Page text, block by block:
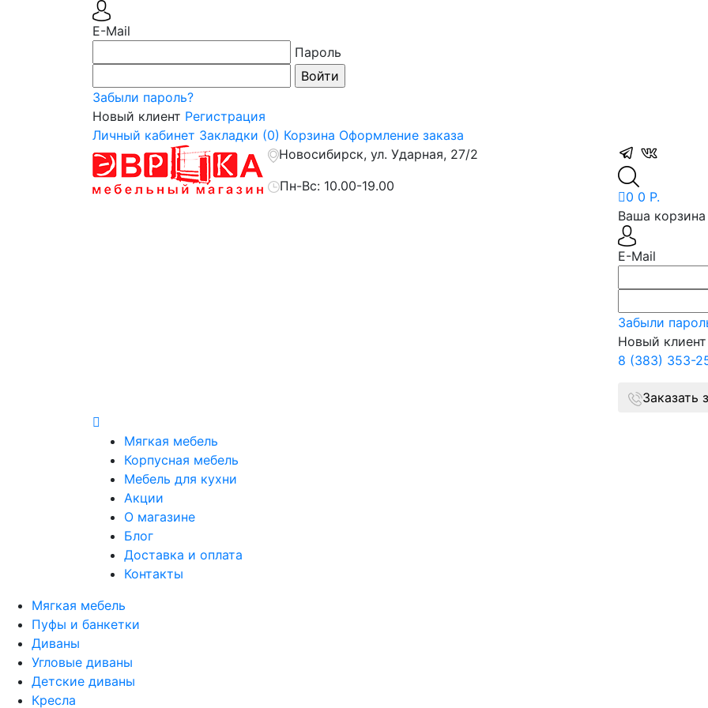
E-Mail
Пароль
Забыли пароль?
Новый клиент Регистрация
Личный кабинет Закладки (0) Корзина Оформление заказа
Новосибирск, ул. Ударная, 27/2
Пн-Вс: 10.00-19.00
0 0 Р.
Ваша корзина
E-Mail
Забыли
Новый клиент
8 (383) 353-
Заказать
Мягкая мебель
Корпусная мебель
Мебель для кухни
Акции
О магазине
Блог
Доставка и оплата
Контакты
Мягкая мебель
Пуфы и банкетки
Диваны
Угловые диваны
Детские диваны
Кресла